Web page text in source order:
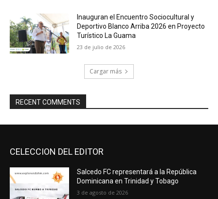
Inauguran el Encuentro Sociocultural y
Deportivo Blanco Arriba 2026 en Proyecto
Turístico La Guama
23 de julio de 2026
Cargar más
RECENT COMMENTS
CELECCION DEL EDITOR
Salcedo FC representará a la República
Dominicana en Trinidad y Tobago
3 de agosto de 2026